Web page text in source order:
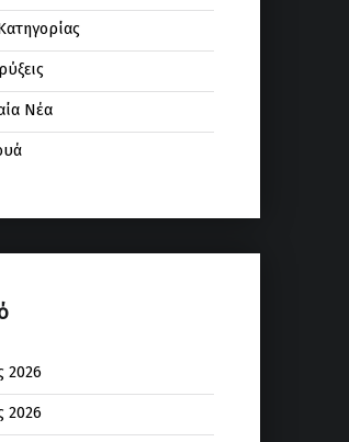
Νέα
2026
2026